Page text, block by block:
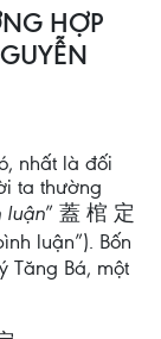
HỢP
nhất là đối
ta thường
luận” 蓋 棺 定
luận”). Bốn
Tăng Bá, một